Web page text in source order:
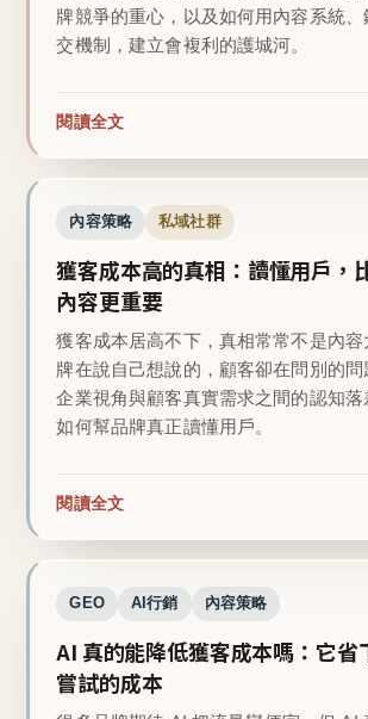
牌競爭的重心，以及如何用內容系統
交機制，建立會複利的護城河。
閱讀全文
內容策略 私域社群
獲客成本高的真相：讀懂用戶，
內容更重要
獲客成本居高不下，真相常常不是內容
牌在說自己想說的，顧客卻在問別的問
企業視角與顧客真實需求之間的認知落
如何幫品牌真正讀懂用戶。
閱讀全文
GEO AI行銷 內容策略
AI 真的能降低獲客成本嗎：它省
嘗試的成本